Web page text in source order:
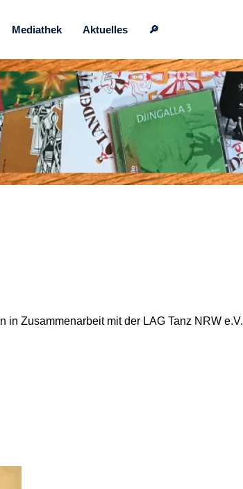
Mediathek Aktuelles 🔎
in Zusammenarbeit mit der LAG Tanz NRW e.V.